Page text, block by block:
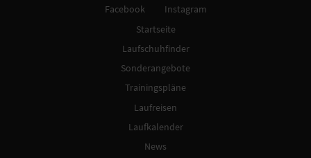
Facebook
Instagram
Startseite
Laufschuhfinder
Sonderangebote
Trainingspläne
Laufreisen
Laufkalender
News